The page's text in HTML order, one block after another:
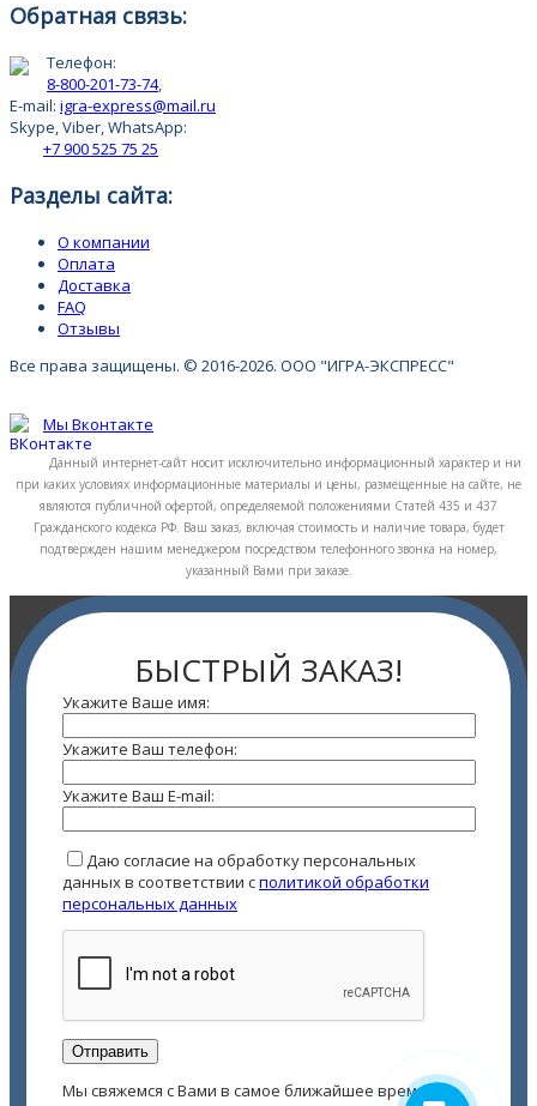
Обратная связь:
Телефон:
8-800-201-73-74,
E-mail: igra-express@mail.ru
Skype, Viber, WhatsApp:
+7 900 525 75 25
Разделы сайта:
О компании
Оплата
Доставка
FAQ
Отзывы
Все права защищены. © 2016-2026. ООО "ИГРА-ЭКСПРЕСС"
Мы Вконтакте
Данный интернет-сайт носит исключительно информационный характер и ни
при каких условиях информационные материалы и цены, размещенные на сайте, не
являются публичной офертой, определяемой положениями Статей 435 и 437
Гражданского кодекса РФ. Ваш заказ, включая стоимость и наличие товара, будет
подтвержден нашим менеджером посредством телефонного звонка на номер,
указанный Вами при заказе.
БЫСТРЫЙ ЗАКАЗ!
Укажите Ваше имя:
Укажите Ваш телефон:
Укажите Ваш E-mail:
Даю согласие на обработку персональных
данных в соответствии сполитикой обработки
персональных данных
Мы свяжемся с Вами в самое ближайшее время!